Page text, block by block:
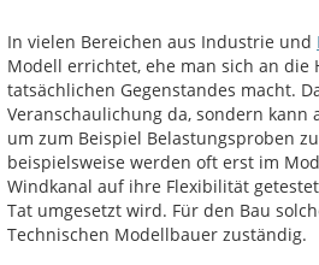
In vielen Bereichen aus Industrie und
Modell errichtet, ehe man sich an die
tatsächlichen Gegenstandes macht.
Veranschaulichung da, sondern kann
um zum Beispiel Belastungsproben
beispielsweise werden oft erst im
Windkanal auf ihre Flexibilität
Tat umgesetzt wird. Für den Bau
Technischen Modellbauer zuständig.